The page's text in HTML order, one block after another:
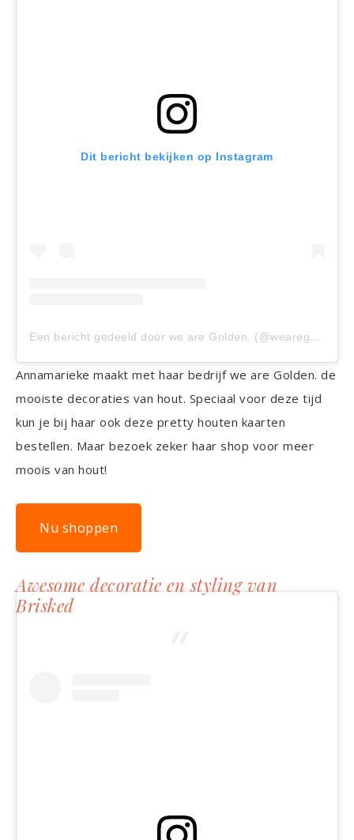
Dit bericht bekijken op Instagram
Een bericht gedeeld door we are Golden. (@wearegolden.nl)
Annamarieke maakt met haar bedrijf we are Golden. de
mooiste decoraties van hout. Speciaal voor deze tijd
kun je bij haar ook deze pretty houten kaarten
bestellen. Maar bezoek zeker haar shop voor meer
moois van hout!
Nu shoppen
Awesome decoratie en styling van
Brisked